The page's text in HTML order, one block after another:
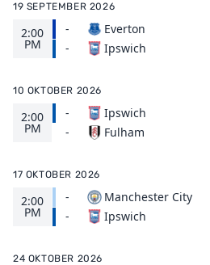
19 SEPTEMBER 2026
2:00
PM
-
-
Everton
Ipswich
10 OKTOBER 2026
2:00
PM
-
-
Ipswich
Fulham
17 OKTOBER 2026
2:00
PM
-
-
Manchester City
Ipswich
24 OKTOBER 2026